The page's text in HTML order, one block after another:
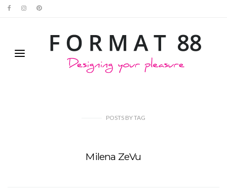
POSTS BYTAG
Milena ZeVu